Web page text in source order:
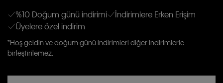
Kişiye özel ticari elektronik iletilerini almak için Açık Onay
veriyorum.
Aydınlatma Metni’niokuduğumu kabul ediyorum.
Calvin Klein tarafından kişisel verilerimin yurtdışına aktarılmasına açık
rızam vardır
%10 Doğum günü indirimi
İndirimlere Erken Erişim
Üyelere özel indirim
*Hoş geldin ve doğum günü indirimleri diğer indirimlerle
birleştirilemez.